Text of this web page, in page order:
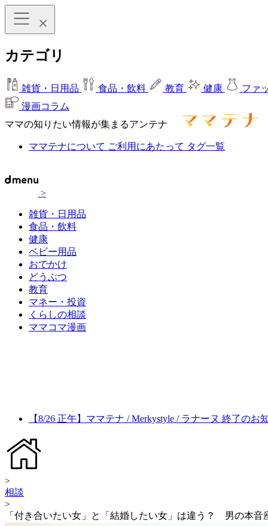
カテゴリ
雑貨・日用品 食品・飲料 教育 健康 ファ
漫画コラム
ママの知りたい情報が集まるアンテナ
ママテナについて ご利用にあたって タグ一覧
>
雑貨・日用品
食品・飲料
健康
ベビー用品
おでかけ
どうぶつ
教育
マネー・投資
くらしの相談
ママコマ漫画
【8/26 正午】ママテナ / Merkystyle / ラナーヌ 終了のお
>
相談
>
「付き合いたい女」と「結婚したい女」は違う？ 男の本音